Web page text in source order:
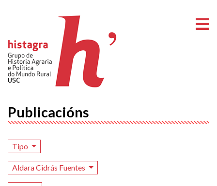
Publicacións
Tipo
Aldara Cidrás Fuentes